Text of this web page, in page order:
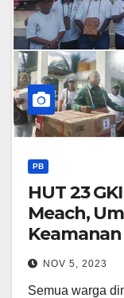
PB
HUT 23
Meach,
NOV 5, 2023
Semua warga